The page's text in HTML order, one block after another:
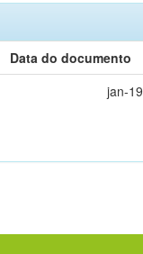
Data do documento
jan-